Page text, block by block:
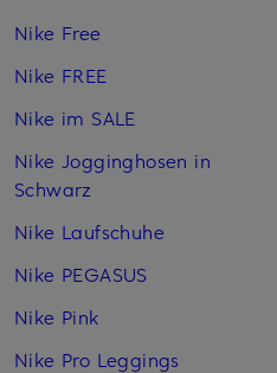
Nike Free
Nike FREE
Nike im SALE
Nike Jogginghosen in
Schwarz
Nike Laufschuhe
Nike PEGASUS
Nike Pink
Nike Pro Leggings